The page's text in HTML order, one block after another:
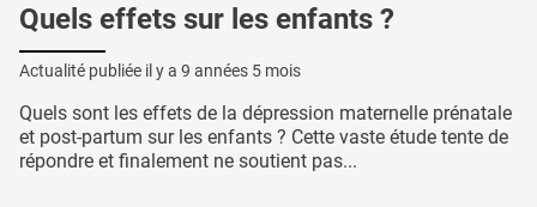
Quels effets sur les enfants ?
Actualité publiée il y a 9 années 5 mois
Quels sont les effets de la dépression maternelle prénatale
et post-partum sur les enfants ? Cette vaste étude tente de
répondre et finalement ne soutient pas...